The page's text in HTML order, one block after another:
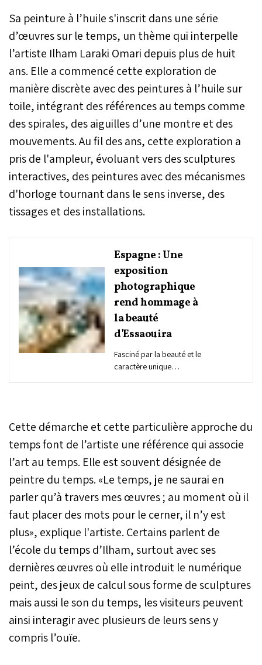
Sa peinture à l’huile s'inscrit dans une série
d’œuvres sur le temps, un thème qui interpelle
l’artiste Ilham Laraki Omari depuis plus de huit
ans. Elle a commencé cette exploration de
manière discrète avec des peintures à l’huile sur
toile, intégrant des références au temps comme
des spirales, des aiguilles d’une montre et des
mouvements. Au fil des ans, cette exploration a
pris de l'ampleur, évoluant vers des sculptures
interactives, des peintures avec des mécanismes
d'horloge tournant dans le sens inverse, des
tissages et des installations.
Espagne : Une
exposition
photographique
rend hommage à
la beauté
d'Essaouira
Fasciné par la beauté et le
caractère unique
photographique
captivante à cette ville
Photomuseum, une
référence en matière de
photographie et de
cinéma au Pays basque.
Cette démarche et cette particulière approche du
temps font de l’artiste une référence qui associe
l’art au temps. Elle est souvent désignée de
peintre du temps. «Le temps, je ne saurai en
parler qu’à travers mes œuvres ; au moment où il
faut placer des mots pour le cerner, il n’y est
plus», explique l'artiste. Certains parlent de
l’école du temps d’Ilham, surtout avec ses
dernières œuvres où elle introduit le numérique
peint, des jeux de calcul sous forme de sculptures
mais aussi le son du temps, les visiteurs peuvent
ainsi interagir avec plusieurs de leurs sens y
compris l’ouïe.